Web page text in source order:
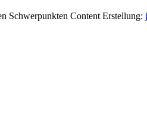
Schwerpunkten Content Erstellung: